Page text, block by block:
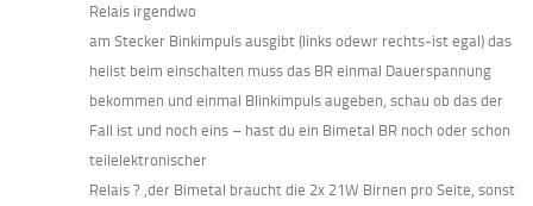
Relais irgendwo
am Stecker Binkimpuls ausgibt (links odewr rechts-ist egal) das
heiist beim einschalten muss das BR einmal Dauerspannung
bekommen und einmal Blinkimpuls augeben, schau ob das der
Fall ist und noch eins – hast du ein Bimetal BR noch oder schon
teilelektronischer
Relais ? ,der Bimetal braucht die 2x 21W Birnen pro Seite, sonst